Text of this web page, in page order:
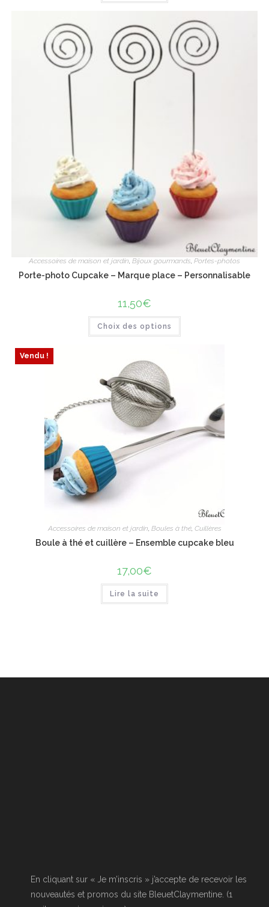
Accessoires de maison et jardin, Bijoux gourmands, Portes-photos
Porte-photo Cupcake – Marque place – Personnalisable
11,50€
Choix des options
a
du
produit
Vendu !
ÉPUISÉ
Accessoires de maison et jardin, Boules à thé, Cuillères
Boule à thé et cuillère – Ensemble cupcake bleu
17,00€
Lire la suite
En cliquant sur « Je m’inscris » j’accepte de recevoir les
nouveautés et promos du site BleuetClaymentine. (1